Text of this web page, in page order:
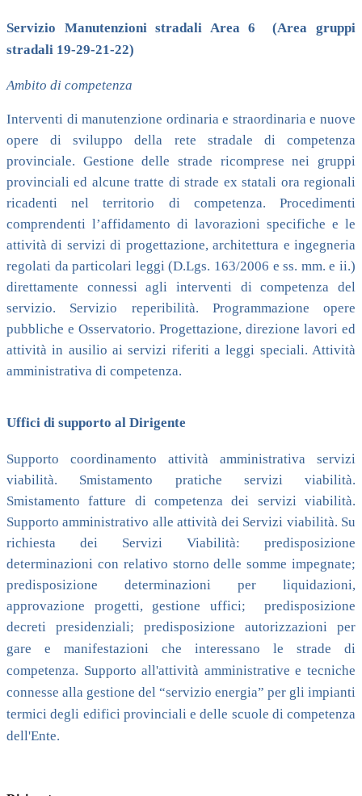
Servizio Manutenzioni stradali Area 6 (Area gruppi
stradali 19-29-21-22)
Ambito di competenza
Interventi di manutenzione ordinaria e straordinaria e nuove
opere di sviluppo della rete stradale di competenza
provinciale. Gestione delle strade ricomprese nei gruppi
provinciali ed alcune tratte di strade ex statali ora regionali
ricadenti nel territorio di competenza. Procedimenti
comprendenti l’affidamento di lavorazioni specifiche e le
attività di servizi di progettazione, architettura e ingegneria
regolati da particolari leggi (D.Lgs. 163/2006 e ss. mm. e ii.)
direttamente connessi agli interventi di competenza del
servizio. Servizio reperibilità. Programmazione opere
pubbliche e Osservatorio. Progettazione, direzione lavori ed
attività in ausilio ai servizi riferiti a leggi speciali. Attività
amministrativa di competenza.
Uffici di supporto al Dirigente
Supporto coordinamento attività amministrativa servizi
viabilità. Smistamento pratiche servizi viabilità.
Smistamento fatture di competenza dei servizi viabilità.
Supporto amministrativo alle attività dei Servizi viabilità. Su
richiesta dei Servizi Viabilità: predisposizione
determinazioni con relativo storno delle somme impegnate;
predisposizione determinazioni per liquidazioni,
approvazione progetti, gestione uffici; predisposizione
decreti presidenziali; predisposizione autorizzazioni per
gare e manifestazioni che interessano le strade di
competenza. Supporto all'attività amministrative e tecniche
connesse alla gestione del “servizio energia” per gli impianti
termici degli edifici provinciali e delle scuole di competenza
dell'Ente.